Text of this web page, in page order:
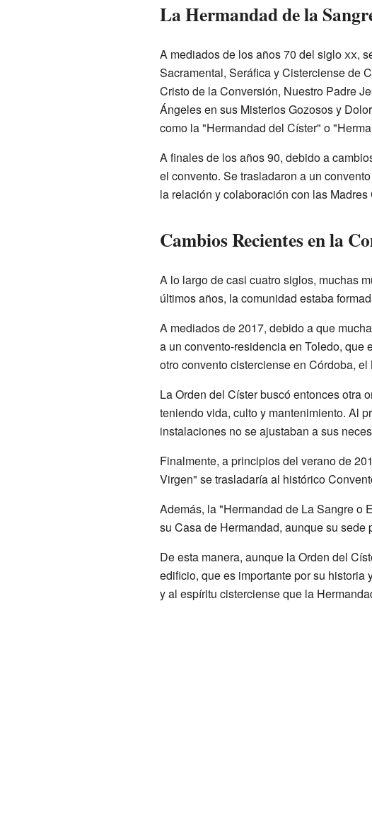
La Hermandad de la
A mediados de los años 70 del sigloxx,
Sacramental, Seráfica y Cisterciense de
Cristo de la Conversión, Nuestro Padre
Ángeles en sus Misterios Gozosos y
como la "Hermandad del Císter" o
A finales de los años 90, debido a
el convento. Se trasladaron a un
la relación y colaboración con las
Cambios Recientes en la
A lo largo de casi cuatro siglos, muchas
últimos años, la comunidad estaba
A mediados de 2017, debido a que
a un convento-residencia en Toledo, que
otro convento cisterciense en Córdoba,
La Orden del Císter buscó entonces otra
teniendo vida, culto y mantenimiento. Al
instalaciones no se ajustaban a sus
Finalmente, a principios del verano de
Virgen" se trasladaría al histórico
Además, la "Hermandad de La Sangre o
su Casa de Hermandad, aunque su
De esta manera, aunque la Orden del
edificio, que es importante por su
y al espíritu cisterciense que la